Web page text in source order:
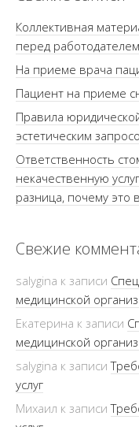
Коллективная
перед работодателем
На приеме врача
Пациент на приеме
Правила
эстетическим
Ответственность
некачественную
разница, почему это
Свежие
salygina к записи
медицинской
Екатерина к записи
медицинской
salygina к записи
услуг
Михаил к записи